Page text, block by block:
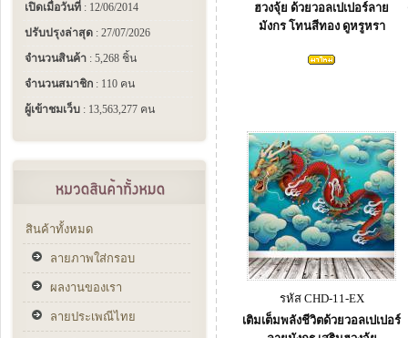
เปิดเมื่อวันที่ : 12/06/2014
ปรับปรุงล่าสุด : 27/07/2026
จำนวนสินค้า : 5,268 ชิ้น
จำนวนสมาชิก : 110 คน
ผู้เข้าชมเว็บ : 13,563,277 คน
สินค้าทั้งหมด
ลายภาพใส่กรอบ
ผลงานของเรา
ลายประเพณีไทย
ฮวงจุ้ย ด้วยวอลเปเปอร์ลาย
มังกร โทนสีทอง ดูหรูหรา
รหัส CHD-11-EX
เติมเต็มพลังชีวิตด้วยวอลเปเปอร์